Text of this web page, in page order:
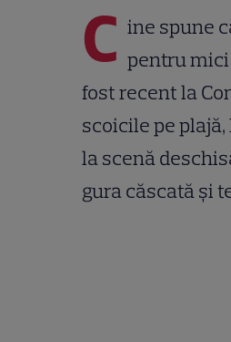
C ine spune
pentru mici
fost recent la
scoicile pe
la scenă
gura căscată și